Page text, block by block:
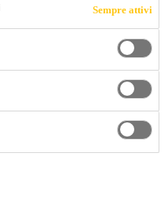
Sempre attivi